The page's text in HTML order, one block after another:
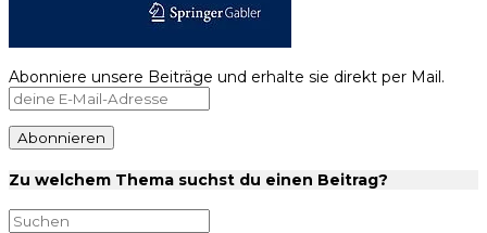
Abonniere unsere Beiträge und erhalte sie direkt per Mail.
Zu welchem Thema suchst du einen Beitrag?